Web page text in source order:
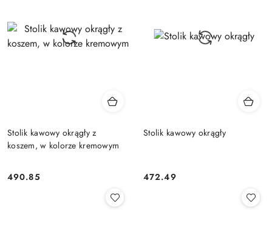
Stolik kawowy okrągły z
koszem, w kolorze kremowym
Cena:
490.85
Stolik kawowy okrągły
Cena:
472.49